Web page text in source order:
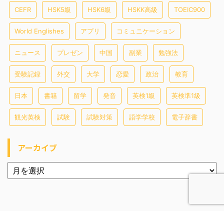
CEFR HSK5級 HSK6級 HSKK高級 TOEIC900
World Englishes アプリ コミュニケーション
ニュース プレゼン 中国 副業 勉強法
受験記録 外交 大学 恋愛 政治 教育
日本 書籍 留学 発音 英検1級 英検準1級
観光英検 試験 試験対策 語学学校 電子辞書
アーカイブ